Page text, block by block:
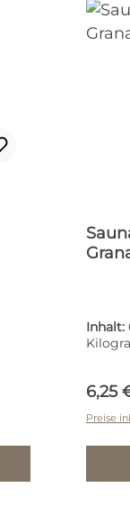
Inhalt:
6,25
Preise